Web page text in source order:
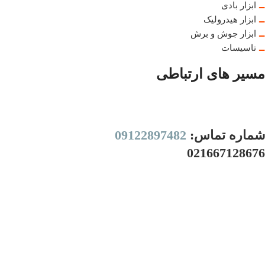
ابزار بادی
ابزار هیدرولیک
ابزار جوش و برش
تاسیسات
مسیر های ارتباطی
شماره تماس: 09122897482
021667128676